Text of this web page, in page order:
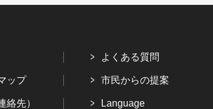
ップ
絡先）
よくある質問
市民からの提案
Language